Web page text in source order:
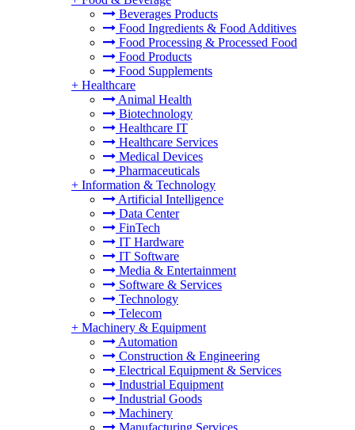
Beverages Products
Food Ingredients & Food Additives
Food Processing & Processed Food
Food Products
Food Supplements
+ Healthcare
Animal Health
Biotechnology
Healthcare IT
Healthcare Services
Medical Devices
Pharmaceuticals
+ Information & Technology
Artificial Intelligence
Data Center
FinTech
IT Hardware
IT Software
Media & Entertainment
Software & Services
Technology
Telecom
+ Machinery & Equipment
Automation
Construction & Engineering
Electrical Equipment & Services
Industrial Equipment
Industrial Goods
Machinery
Manufacturing Services